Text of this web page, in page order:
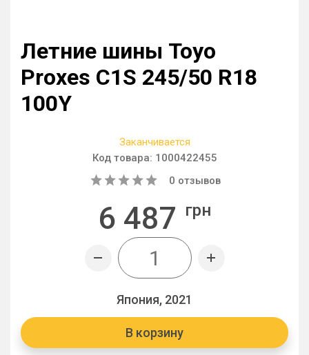
Летние шины Toyo
Proxes C1S 245/50 R18
100Y
Заканчивается
Код товара: 1000422455
0 отзывов
6 487 грн
Япония, 2021
В корзину